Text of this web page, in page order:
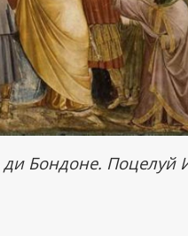
Бондоне. Поцелуй